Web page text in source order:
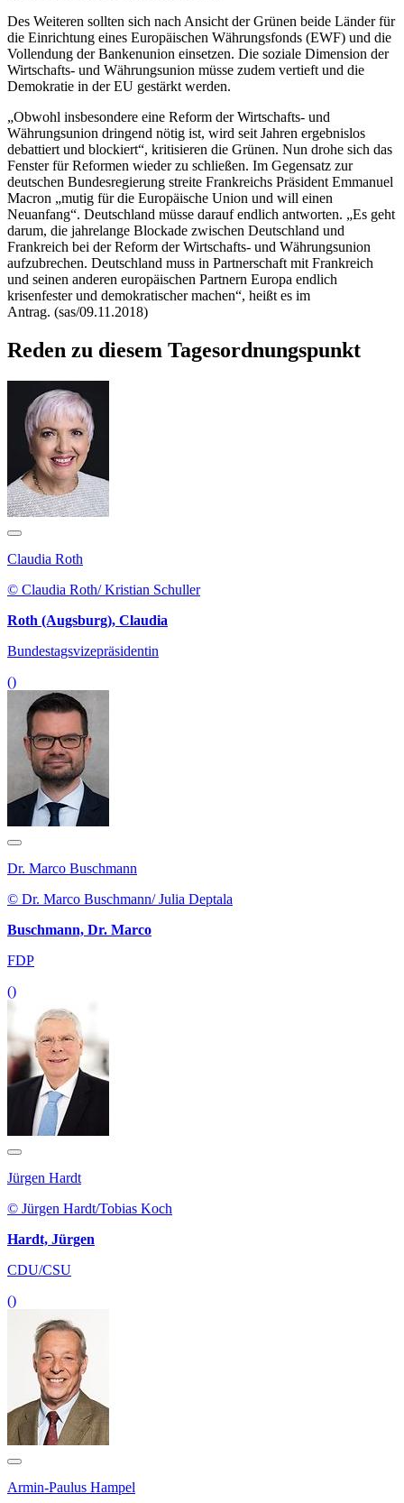
Des Weiteren sollten sich nach Ansicht der Grünen beide Länder für
die Einrichtung eines Europäischen Währungsfonds (EWF) und die
Vollendung der Bankenunion einsetzen. Die soziale Dimension der
Wirtschafts- und Währungsunion müsse zudem vertieft und die
Demokratie in der EU gestärkt werden.
„Obwohl insbesondere eine Reform der Wirtschafts- und
Währungsunion dringend nötig ist, wird seit Jahren ergebnislos
debattiert und blockiert“, kritisieren die Grünen. Nun drohe sich das
Fenster für Reformen wieder zu schließen. Im Gegensatz zur
deutschen Bundesregierung streite Frankreichs Präsident Emmanuel
Macron „mutig für die Europäische Union und will einen
Neuanfang“. Deutschland müsse darauf endlich antworten. „Es geht
darum, die jahrelange Blockade zwischen Deutschland und
Frankreich bei der Reform der Wirtschafts- und Währungsunion
aufzubrechen. Deutschland muss in Partnerschaft mit Frankreich
und seinen anderen europäischen Partnern Europa endlich
krisenfester und demokratischer machen“, heißt es im
Antrag. (sas/09.11.2018)
Reden zu diesem Tagesordnungspunkt
Claudia Roth
© Claudia Roth/ Kristian Schuller
Roth (Augsburg), Claudia
Bundestagsvizepräsidentin
()
Dr. Marco Buschmann
© Dr. Marco Buschmann/ Julia Deptala
Buschmann, Dr. Marco
FDP
()
Jürgen Hardt
© Jürgen Hardt/Tobias Koch
Hardt, Jürgen
CDU/CSU
()
Armin-Paulus Hampel